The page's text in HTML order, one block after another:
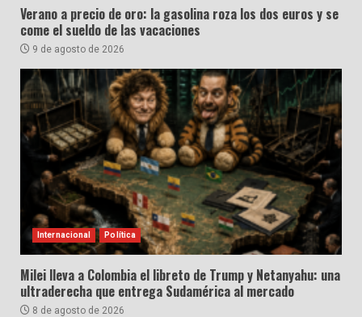
Verano a precio de oro: la gasolina roza los dos euros y se
come el sueldo de las vacaciones
9 de agosto de 2026
Internacional Política
Milei lleva a Colombia el libreto de Trump y Netanyahu: una
ultraderecha que entrega Sudamérica al mercado
8 de agosto de 2026